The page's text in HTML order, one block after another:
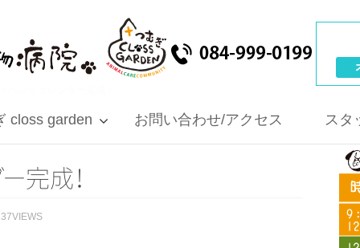
closs garden お問い合わせ/アクセス スタ
ー完成！